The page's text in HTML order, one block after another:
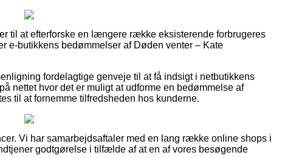
til at efterforske en længere række eksisterende forbrugeres
e-butikkens bedømmelser af Døden venter – Kate
fordelagtige genveje til at få indsigt i netbutikkens
nettet hvor det er muligt at udforme en bedømmelse af
til at fornemme tilfredsheden hos kunderne.
Vi har samarbejdsaftaler med en lang række online shops i
godtgørelse i tilfælde af at en af vores besøgende